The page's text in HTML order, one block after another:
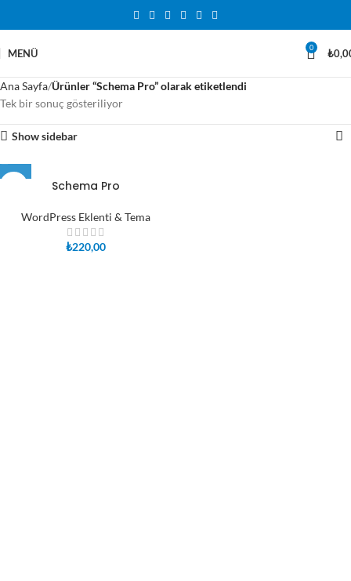
MENÜ 0 ₺
Ana Sayfa Ürünler “Schema Pro” olarak etiketlendi
Tek bir sonuç gösteriliyor
Show sidebar
Schema Pro
WordPress Eklenti & Tema
₺220,00